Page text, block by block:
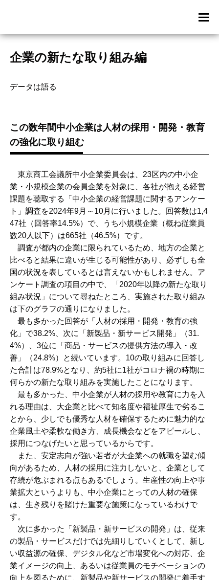
企業の新たな取り組み編
データは語る
この数年間中小企業は人材の採用・開発・教育
の強化に取り組む
東京商工会議所中小企業委員会は、23区内の中小企
業・小規模企業の会員企業を対象に、各社が抱える経営
課題を聴取する「中小企業の経営課題に関するアンケー
ト」調査を2024年9月～10月に行いました。回答数は1,4
47社（回答率14.5%）で、うち小規模企業（概ね従業員
数20人以下）は665社（46.5%）です。
調査が都内の企業に限られているため、地方の企業と
比べると結果に違いが生じる可能性があり、必ずしも全
国の状況を表しているとは言えないかもしれません。ア
ンケート調査の項目の中で、「2020年以降の新たな取り
組み状況」について尋ねたところ、実施された取り組み
は下のグラフの通りになりました。
最も多かった回答が「人材の採用・開発・教育の強
化」で38.2%、次に「新製品・新サービス開発」（31.
4%）、3位に「商品・サービスの提供方法の導入・改
善」（24.8%）と続いています。10の取り組みに回答し
た合計は78.9%となり、約5社に1社がコロナ禍の時期に
何らかの新たな取り組みを実施したことになります。
最も多かった、中小企業が人材の採用や教育に力を入
れる理由は、大企業と比べて知名度や福祉厚生で劣るこ
とから、少しでも優秀な人材を確保するために魅力的な
企業風土や柔軟な働き方、成長機会などをアピールし、
採用につなげたいと思っているからです。
また、安定志向が強い若者が大企業への就職を望む傾
向があるため、人材の採用に注力しないと、企業として
存続が危ぶまれる点もあるでしょう。生産性の向上や事
業拡大というよりも、中小企業にとっての人材の確保
は、生き残りを賭けた重要な施策になっているわけで
す。
次に多かった「新製品・新サービスの開発」は、従来
の製品・サービスだけでは先細りしていくとして、新し
い収益源の確保、デジタル化など市場変化への対応、企
業イメージの向上、あるいは従業員のモチベーションの
向上を図るために、新製品や新サービスの開発に着手す